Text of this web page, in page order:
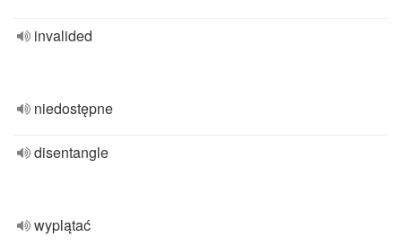
invalided
niedostępne
disentangle
wyplątać